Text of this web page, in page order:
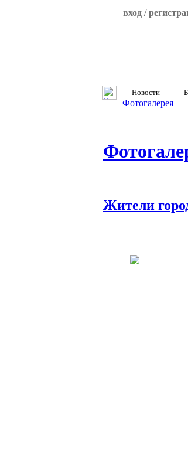
вход /
Новости
Фотогалерея
Жители